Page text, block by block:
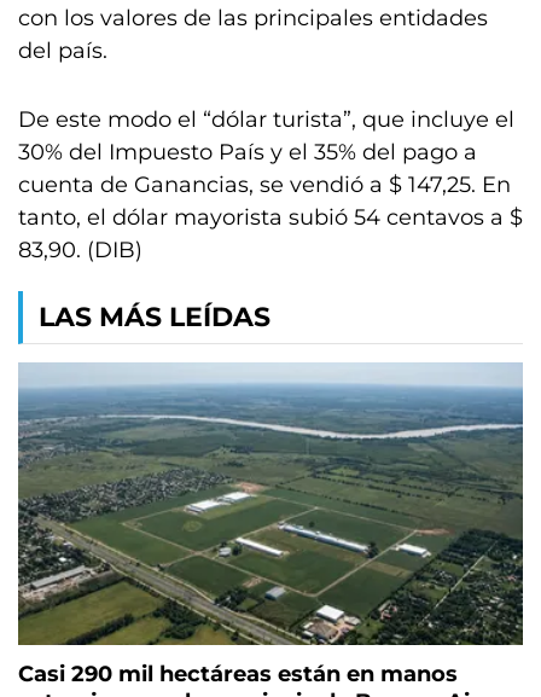
con los valores de las principales entidades
del país.
De este modo el “dólar turista”, que incluye el
30% del Impuesto País y el 35% del pago a
cuenta de Ganancias, se vendió a $ 147,25. En
tanto, el dólar mayorista subió 54 centavos a $
83,90. (DIB)
LAS MÁS LEÍDAS
Casi 290 mil hectáreas están en manos